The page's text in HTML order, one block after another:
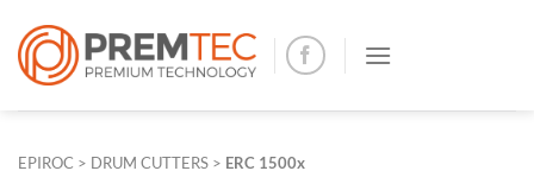
content
EPIROC > DRUM CUTTERS > ERC 1500x